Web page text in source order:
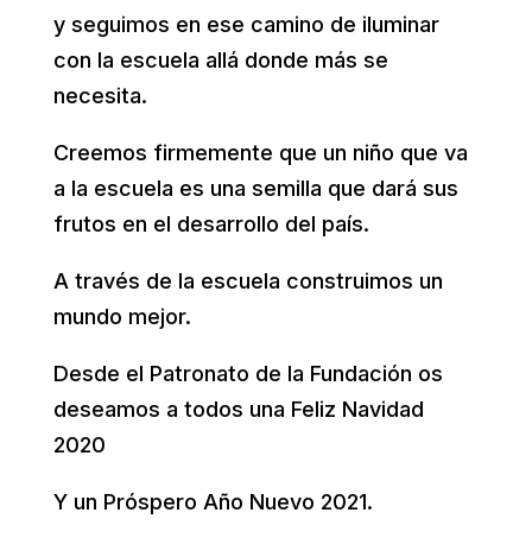
y seguimos en ese camino de iluminar
con la escuela allá donde más se
necesita.
Creemos firmemente que un niño que va
a la escuela es una semilla que dará sus
frutos en el desarrollo del país.
A través de la escuela construimos un
mundo mejor.
Desde el Patronato de la Fundación os
deseamos a todos una Feliz Navidad
2020
Y un Próspero Año Nuevo 2021.